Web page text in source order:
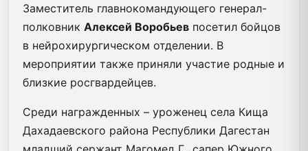
Заместитель главнокомандующего генерал-
полковник Алексей Воробьев посетил бойцов
в нейрохирургическом отделении. В
мероприятии также приняли участие родные и
близкие росгвардейцев.
Среди награжденных – уроженец села Кища
Дахадаевского района Республики Дагестан